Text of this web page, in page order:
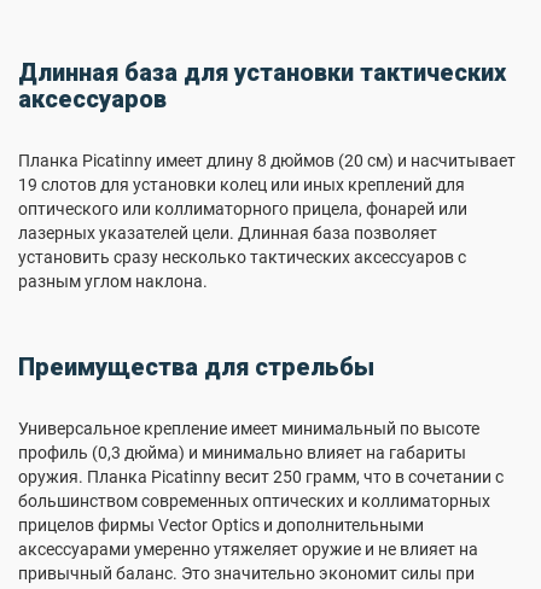
Длинная база для установки тактических
аксессуаров
Планка Picatinny имеет длину 8 дюймов (20 см) и насчитывает
19 слотов для установки колец или иных креплений для
оптического или коллиматорного прицела, фонарей или
лазерных указателей цели. Длинная база позволяет
установить сразу несколько тактических аксессуаров с
разным углом наклона.
Преимущества для стрельбы
Универсальное крепление имеет минимальный по высоте
профиль (0,3 дюйма) и минимально влияет на габариты
оружия. Планка Picatinny весит 250 грамм, что в сочетании с
большинством современных оптических и коллиматорных
прицелов фирмы Vector Optics и дополнительными
аксессуарами умеренно утяжеляет оружие и не влияет на
привычный баланс. Это значительно экономит силы при